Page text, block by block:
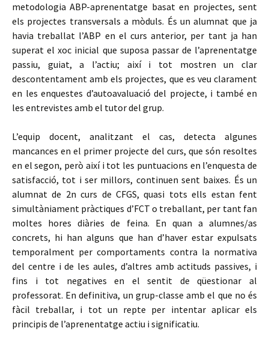
metodologia ABP-aprenentatge basat en projectes, sent
els projectes transversals a mòduls. És un alumnat que ja
havia treballat l’ABP en el curs anterior, per tant ja han
superat el xoc inicial que suposa passar de l’aprenentatge
passiu, guiat, a l’actiu; així i tot mostren un clar
descontentament amb els projectes, que es veu clarament
en les enquestes d’autoavaluació del projecte, i també en
les entrevistes amb el tutor del grup.
L’equip docent, analitzant el cas, detecta algunes
mancances en el primer projecte del curs, que són resoltes
en el segon, però així i tot les puntuacions en l’enquesta de
satisfacció, tot i ser millors, continuen sent baixes. És un
alumnat de 2n curs de CFGS, quasi tots ells estan fent
simultàniament pràctiques d’FCT o treballant, per tant fan
moltes hores diàries de feina. En quan a alumnes/as
concrets, hi han alguns que han d’haver estar expulsats
temporalment per comportaments contra la normativa
del centre i de les aules, d’altres amb actituds passives, i
fins i tot negatives en el sentit de qüestionar al
professorat. En definitiva, un grup-classe amb el que no és
fàcil treballar, i tot un repte per intentar aplicar els
principis de l’aprenentatge actiu i significatiu.